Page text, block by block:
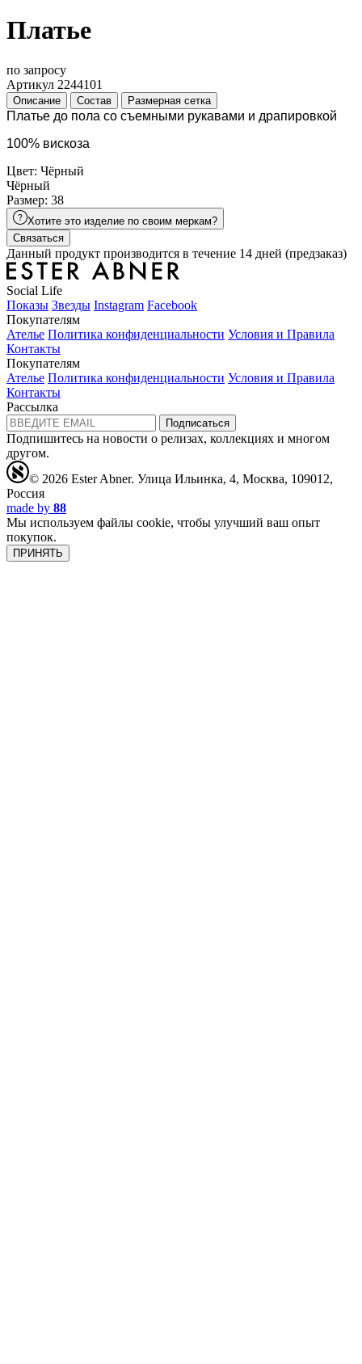
Платье
по запросу
Артикул 2244101
Описание Состав Размерная сетка
Платье до пола со съемными рукавами и драпировкой
100% вискоза
Цвет: Чёрный
Чёрный
Размер: 38
Хотите это изделие по своим меркам?
Связаться
Данный продукт производится в течение 14 дней (предзаказ)
Social Life
Показы Звезды Instagram Facebook
Покупателям
Ателье Политика конфиденциальности Условия и Правила
Контакты
Покупателям
Ателье Политика конфиденциальности Условия и Правила
Контакты
Рассылка
Подписаться
Подпишитесь на новости о релизах, коллекциях и многом
другом.
© 2026 Ester Abner. Улица Ильинка, 4, Москва, 109012,
Россия
made by 88
Мы используем файлы cookie, чтобы улучший ваш опыт
покупок.
ПРИНЯТЬ